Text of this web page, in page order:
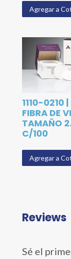
Agregar a
1110-0210 |
FIBRA DE
TAMAÑO
C/100
Agregar a
Reviews
Sé el